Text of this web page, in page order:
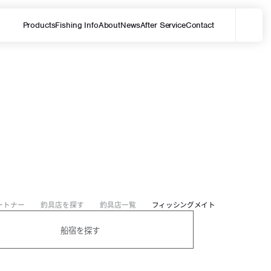
ProductsFishing InfoAboutNewsAfter ServiceContact
サイト内を検索する
トナー 釣具店を探す 釣具店一覧 フィッシングメイト
船宿を探す